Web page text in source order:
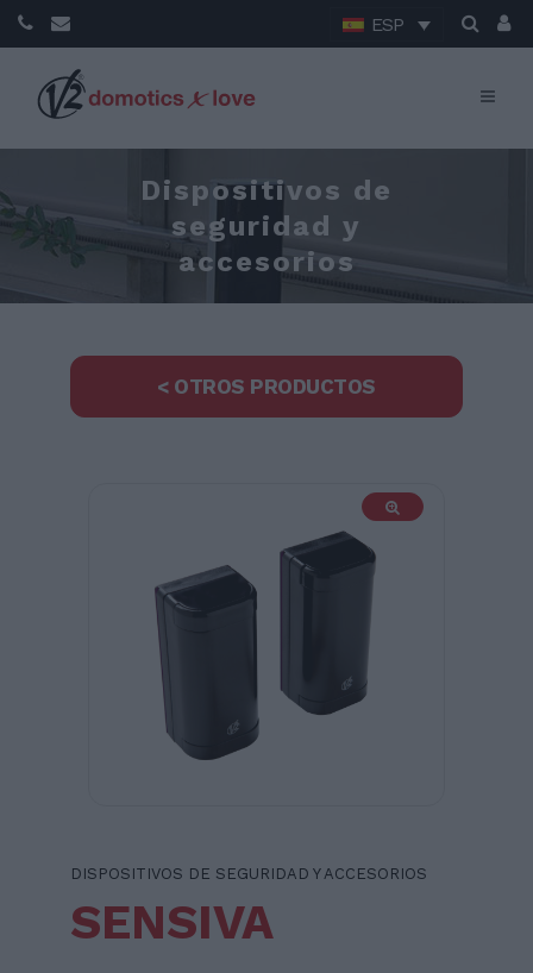
ESP
Dispositivos de
seguridad y
accesorios
< OTROS PRODUCTOS
DISPOSITIVOS DE SEGURIDAD Y ACCESORIOS
SENSIVA